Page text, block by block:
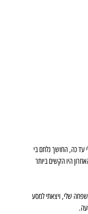
עד כה, החושך נלחם בי
היו הקשים ביותר
שלי, ויצאתי למסע